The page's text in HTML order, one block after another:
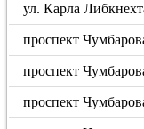
ул. Карла
проспект
проспект
проспект